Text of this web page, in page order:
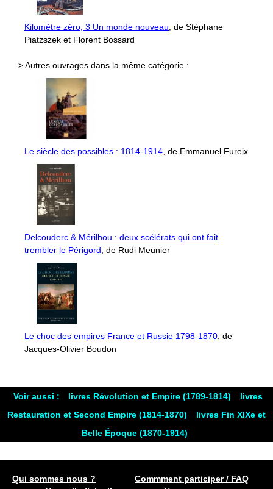
Kilomètre zéro, 3 Un monde nouveau, de Stéphane
Piatzszek et Florent Bossard
> Autres ouvrages dans la même catégorie :
Le siècle des possibles : 1814-1914, de Emmanuel Fureix
Delcouderc & Mérilhou : deux scélérats qui ont fait
trembler le Périgord, de Rudi Meunier
Le choc des empires France et Russie 1798-1870, de
Jacques-Olivier Boudon
Voir aussi : livres Révolution et Empire (1789-1814)
livres
Restauration et Second Empire (1814-1870)
livres Fin XIXe et
Belle Époque (1870-1914)
Qui sommes nous ?
Commment participer / FAQ